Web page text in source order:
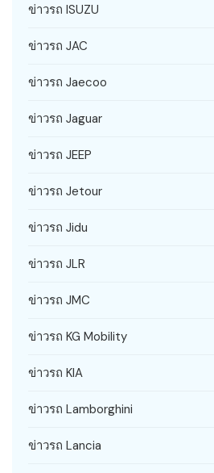
ข่าวรถ ISUZU
ข่าวรถ JAC
ข่าวรถ Jaecoo
ข่าวรถ Jaguar
ข่าวรถ JEEP
ข่าวรถ Jetour
ข่าวรถ Jidu
ข่าวรถ JLR
ข่าวรถ JMC
ข่าวรถ KG Mobility
ข่าวรถ KIA
ข่าวรถ Lamborghini
ข่าวรถ Lancia